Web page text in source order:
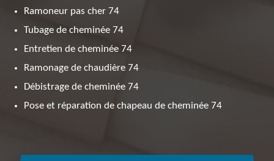
Ramoneur pas cher 74
Tubage de cheminée 74
Entretien de cheminée 74
Ramonage de chaudière 74
Débistrage de cheminée 74
Pose et réparation de chapeau de cheminée 74